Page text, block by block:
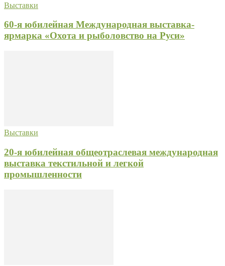
Выставки
60-я юбилейная Международная выставка-
ярмарка «Охота и рыболовство на Руси»
Выставки
20-я юбилейная общеотраслевая международная
выставка текстильной и легкой
промышленности